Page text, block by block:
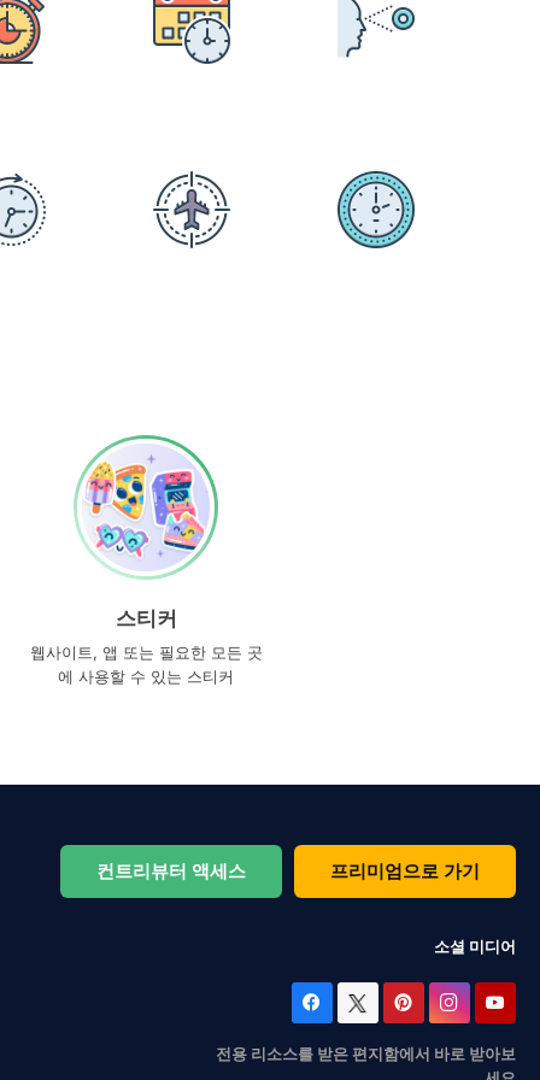
스티커
웹사이트, 앱 또는 필요한 모든 곳
에 사용할 수 있는 스티커
컨트리뷰터 액세스 프리미엄으로 가기
소셜 미디어
전용 리소스를 받은 편지함에서 바로 받아보